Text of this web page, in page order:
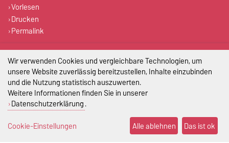
Vorlesen
Drucken
Permalink
Impressum
Datenschutz
Barrierefreiheit
Cookie-Einstellungen
Wir verwenden Cookies und vergleichbare Technologien, um
unsere Website zuverlässig bereitzustellen, Inhalte einzubinden
und die Nutzung statistisch auszuwerten.
Weitere Informationen finden Sie in unserer
Datenschutzerklärung.
Cookie-Einstellungen
Alle ablehnen Das ist ok